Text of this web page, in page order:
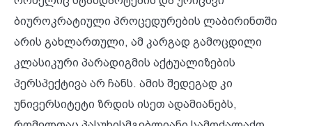
ბიუროკრატიული პროცედურების ლაბირინთში
არის გახლართული, ამ კარგად გამოცდილი
კლასიკური პარადიგმის აქტუალიზების
პერსპექტივა არ ჩანს. ამის შედეგად კი
უნივერსიტეტი ზრდის ისეთ ადამიანებს,